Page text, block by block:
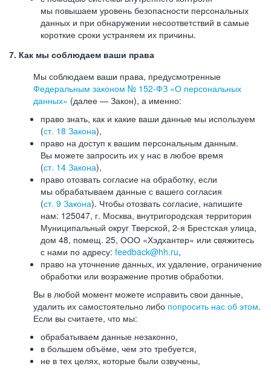
мы повышаем уровень безопасности персональных
данных и при обнаружении несоответствий в самые
короткие сроки устраняем их причины.
7. Как мы соблюдаем ваши права
Мы соблюдаем ваши права, предусмотренные
Федеральным законом № 152-ФЗ «О персональных
данных» (далее — Закон), а именно:
право знать, как и какие ваши данные мы используем
(ст. 18 Закона),
право на доступ к вашим персональным данным.
Вы можете запросить их у нас в любое время
(ст. 14 Закона),
право отозвать согласие на обработку, если
мы обрабатываем данные с вашего согласия
(ст. 9 Закона). Чтобы отозвать согласие, напишите
нам: 125047, г. Москва, внутригородская территория
Муниципальный округ Тверской, 2-я Брестская улица,
дом 48, помещ. 25, ООО «Хэдхантер» или свяжитесь
с нами по адресу: feedback@hh.ru,
право на уточнение данных, их удаление, ограничение
обработки или возражение против обработки.
Вы в любой момент можете исправить свои данные,
удалить их самостоятельно либо попросить нас об этом.
Если вы считаете, что мы:
обрабатываем данные незаконно,
в большем объёме, чем это требуется,
не в тех целях, которые были озвучены,